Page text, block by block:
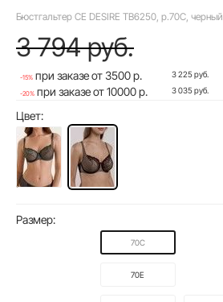
Бюстгальтер CE DESIRE TB6250, р.70C, черный
3 794 руб.
-15% при заказе от 3500 р. 3 225 руб.
-20% при заказе от 10000 р. 3 035 руб.
Цвет:
Размер:
70C
70E